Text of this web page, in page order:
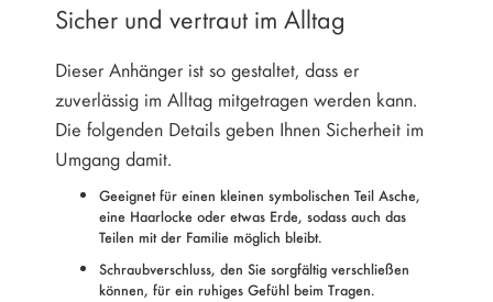
Sicher und vertraut im Alltag
Dieser Anhänger ist so gestaltet, dass er
zuverlässig im Alltag mitgetragen werden kann.
Die folgenden Details geben Ihnen Sicherheit im
Umgang damit.
Geeignet für einen kleinen symbolischen Teil Asche,
eine Haarlocke oder etwas Erde, sodass auch das
Teilen mit der Familie möglich bleibt.
Schraubverschluss, den Sie sorgfältig verschließen
können, für ein ruhiges Gefühl beim Tragen.